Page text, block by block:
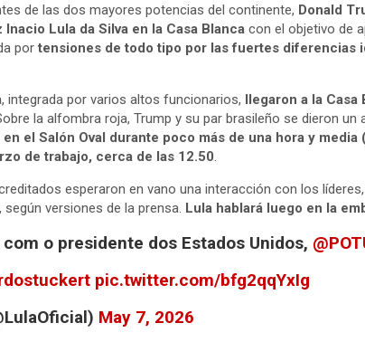
de las dos mayores potencias del continente, Donald
Lula da Silva en la Casa Blanca con el objetivo de
portensiones de todo tipo por las fuertes diferencias
integrada por varios altos funcionarios, llegaron a la Casa
la alfombra roja, Trump y su par brasileño se dieron
el Salón Oval durante poco más de una hora y
de trabajo, cerca de las 12.50.
esperaron en vano una interacción con los
versiones de la prensa. Lula hablará luego en la
o presidente dos Estados Unidos,
pic.twitter.com/bfg2qqYxIg
May 7, 2026